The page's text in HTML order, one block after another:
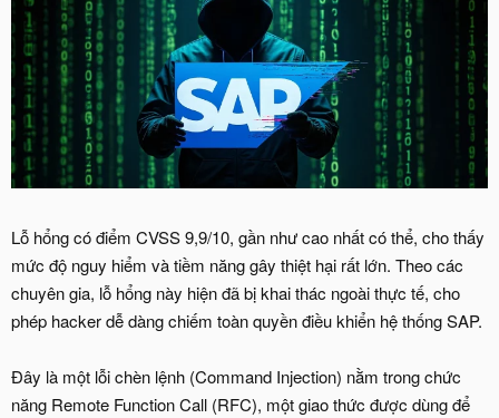
Lỗ hổng có điểm CVSS 9,9/10, gần như cao nhất có thể, cho thấy
mức độ nguy hiểm và tiềm năng gây thiệt hại rất lớn. Theo các
chuyên gia, lỗ hổng này hiện đã bị khai thác ngoài thực tế, cho
phép hacker dễ dàng chiếm toàn quyền điều khiển hệ thống SAP.
Đây là một lỗi chèn lệnh (Command Injection) nằm trong chức
năng Remote Function Call (RFC), một giao thức được dùng để